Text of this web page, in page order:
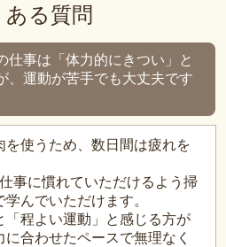
ある質問
仕事は「体力的にきつい」と
、運動が苦手でも大丈夫です
使うため、数日間は疲れを
事に慣れていただけるよう掃
んでいただけます。
「程よい運動」と感じる方が
合わせたペースで無理なく